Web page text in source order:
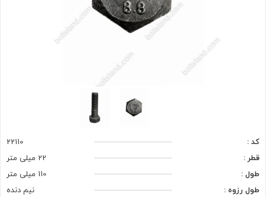
کد :
22110
قطر :
22 میلی متر
طول :
110 میلی متر
طول رزوه :
نیم دنده